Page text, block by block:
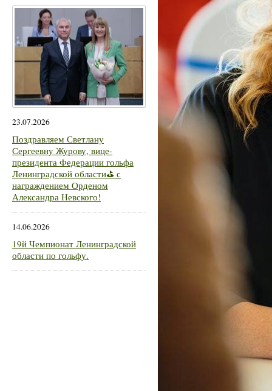
23.07.2026
Поздравляем Светлану
Сергеевну Журову, вице-
президента Федерации гольфа
Ленинградской области⛳ с
награждением Орденом
Александра Невского!
14.06.2026
19й Чемпионат Ленинградской
области по гольфу.